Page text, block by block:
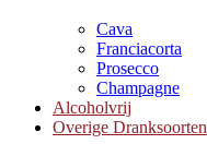
Cava
Franciacorta
Prosecco
Champagne
Alcoholvrij
Overige Dranksoorten